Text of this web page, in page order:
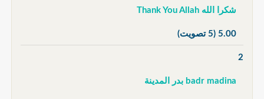
شكرا الله Thank You Allah
5.00 (5 تصويت)
2
badr madina بدر المدينة